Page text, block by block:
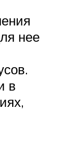
нее
в